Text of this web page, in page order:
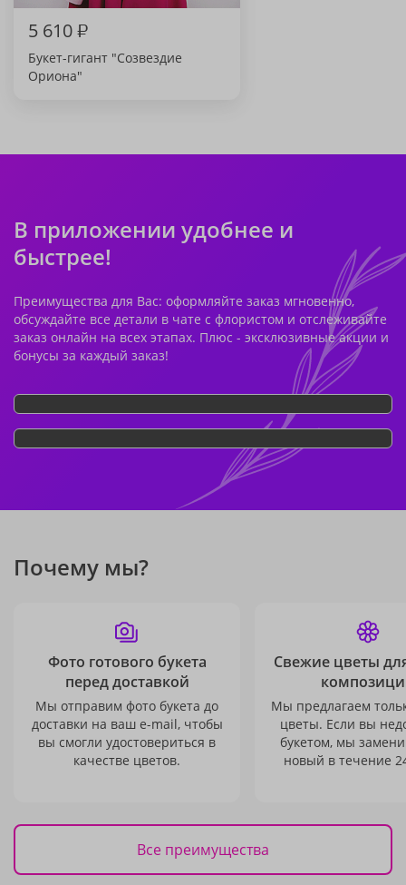
5 610₽
Букет-гигант "Созвездие
Ориона"
В приложении удобнее и
быстрее!
Преимущества для Вас: оформляйте заказ мгновенно,
обсуждайте все детали в чате с флористом и отслеживайте
заказ онлайн на всех этапах. Плюс - эксклюзивные акции и
бонусы за каждый заказ!
Почему мы?
Фото готового букета
перед доставкой
Мы отправим фото букета до
доставки на ваш e-mail, чтобы
вы смогли удостовериться в
качестве цветов.
Свежие цветы
Мы предлагаем
цветы. Если вы
букетом, мы
новый в течение
Все преимущества